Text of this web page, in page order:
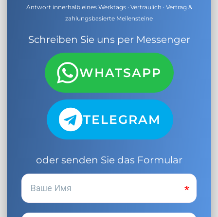
Antwort innerhalb eines Werktags · Vertraulich · Vertrag &
zahlungsbasierte Meilensteine
Schreiben Sie uns per Messenger
WHATSAPP
TELEGRAM
oder senden Sie das Formular